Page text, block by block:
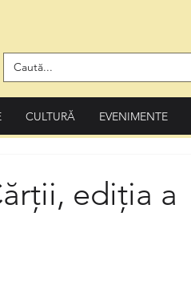
CULTURĂ EVENIMENTE
ediția a